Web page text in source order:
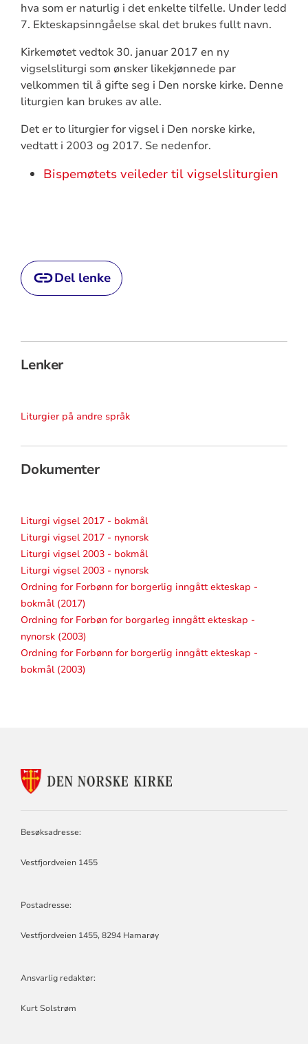
hva som er naturlig i det enkelte tilfelle. Under ledd
7. Ekteskapsinngåelse skal det brukes fullt navn.
Kirkemøtet vedtok 30. januar 2017 en ny
vigselsliturgi som ønsker likekjønnede par
velkommen til å gifte seg i Den norske kirke. Denne
liturgien kan brukes av alle.
Det er to liturgier for vigsel i Den norske kirke,
vedtatt i 2003 og 2017. Se nedenfor.
Bispemøtets veileder til vigselsliturgien
Del lenke
Lenker
Liturgier på andre språk
Dokumenter
Liturgi vigsel 2017 - bokmål
Liturgi vigsel 2017 - nynorsk
Liturgi vigsel 2003 - bokmål
Liturgi vigsel 2003 - nynorsk
Ordning for Forbønn for borgerlig inngått ekteskap -
bokmål (2017)
Ordning for Forbøn for borgarleg inngått ekteskap -
nynorsk (2003)
Ordning for Forbønn for borgerlig inngått ekteskap -
bokmål (2003)
KONTAKTINFORMASJON
FOR
Besøksadresse:
Vestfjordveien 1455
Postadresse:
Vestfjordveien 1455, 8294 Hamarøy
Ansvarlig redaktør:
Kurt Solstrøm